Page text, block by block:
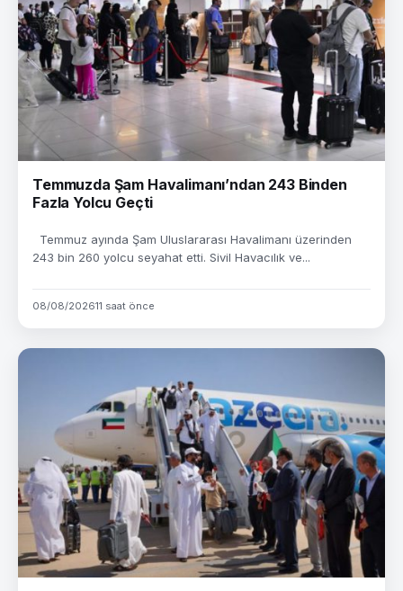
Temmuzda Şam Havalimanı’ndan 243 Binden
Fazla Yolcu Geçti
Temmuz ayında Şam Uluslararası Havalimanı üzerinden
243 bin 260 yolcu seyahat etti. Sivil Havacılık ve...
08/08/202611 saat önce